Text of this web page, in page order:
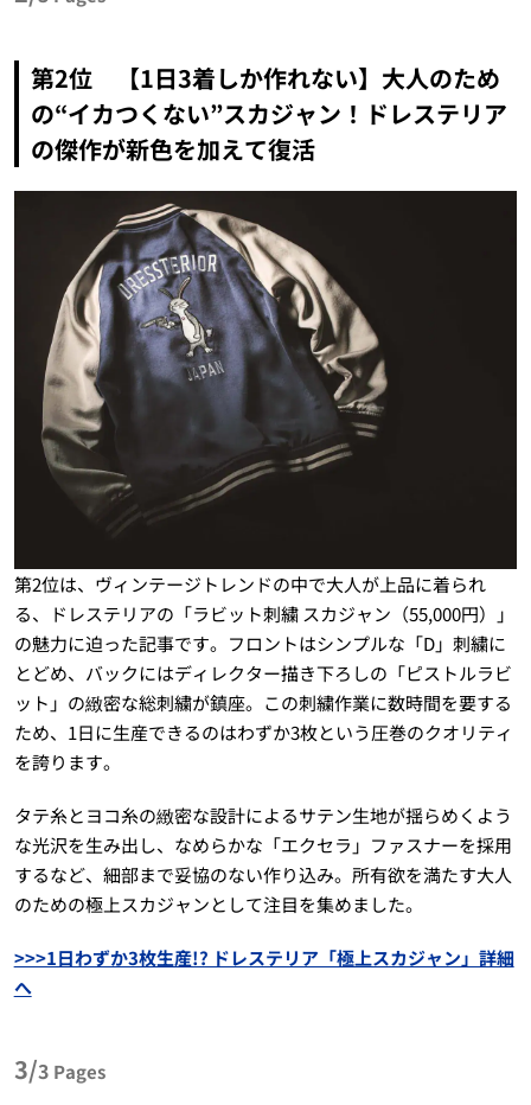
第2位 【1日3着しか作れない】大人のため
の“イカつくない”スカジャン！ドレステリア
の傑作が新色を加えて復活
第2位は、ヴィンテージトレンドの中で大人が上品に着られ
る、ドレステリアの「ラビット刺繍 スカジャン（55,000円）」
の魅力に迫った記事です。フロントはシンプルな「D」刺繍に
とどめ、バックにはディレクター描き下ろしの「ピストルラビ
ット」の緻密な総刺繍が鎮座。この刺繍作業に数時間を要する
ため、1日に生産できるのはわずか3枚という圧巻のクオリティ
を誇ります。
タテ糸とヨコ糸の緻密な設計によるサテン生地が揺らめくよう
な光沢を生み出し、なめらかな「エクセラ」ファスナーを採用
するなど、細部まで妥協のない作り込み。所有欲を満たす大人
のための極上スカジャンとして注目を集めました。
>>>1日わずか3枚生産!? ドレステリア「極上スカジャン」詳細
へ
3/3 Pages